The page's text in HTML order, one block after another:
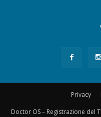
Privacy
Doctor OS – Registrazione del